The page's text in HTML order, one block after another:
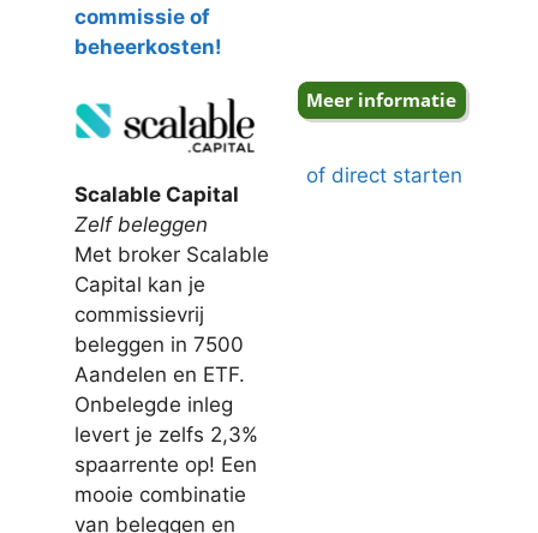
commissie of
beheerkosten!
Scalable Capital
Zelf beleggen
Met broker Scalable
Capital kan je
commissievrij
beleggen in 7500
Aandelen en ETF.
Onbelegde inleg
levert je zelfs 2,3%
spaarrente op! Een
mooie combinatie
van beleggen en
of direct starten